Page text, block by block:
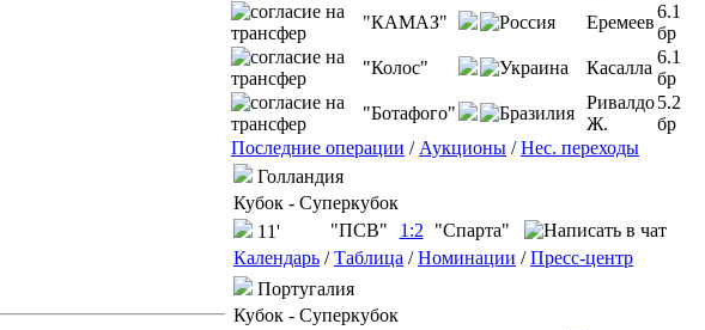
"КАМАЗ"
Еремеев
6.1
бр
"Колос"
Касалла
6.1
бр
"Ботафого"
Ривалдо
Ж.
5.2
бр
Последние операции / Аукционы /Нес. переходы
Голландия
Кубок - Суперкубок
11'
"ПСВ" 1:2
"Спарта"
Календарь /Таблица /Номинации /Пресс-центр
Португалия
Кубок - Суперкубок